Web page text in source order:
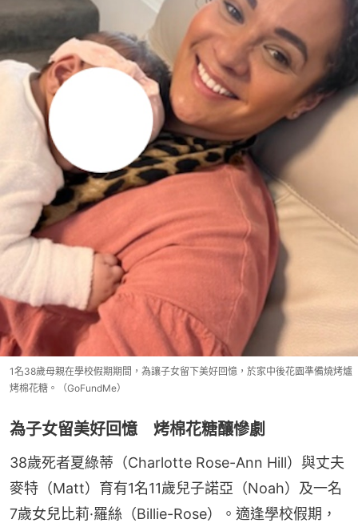
1名38歲母親在學校假期期間，為讓子女留下美好回憶，於家中後花園準備燒烤爐
烤棉花糖。（GoFundMe）
為子女留美好回憶 烤棉花糖釀慘劇
38歲死者夏綠蒂（Charlotte Rose-Ann Hill）與丈夫
麥特（Matt）育有1名11歲兒子諾亞（Noah）及一名
7歲女兒比莉·羅絲（Billie-Rose）。適逢學校假期，